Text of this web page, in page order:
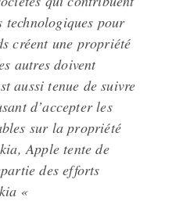
technologiques pour
créent une propriété
autres doivent
aussi tenue de suivre
d’accepter les
sur la propriété
Apple tente de
des efforts
«